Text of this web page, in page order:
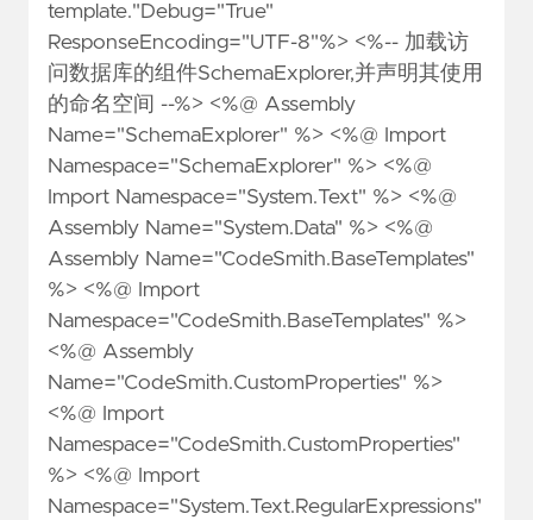
template."Debug="True"
ResponseEncoding="UTF-8"%> <%-- 加载访
问数据库的组件SchemaExplorer,并声明其使用
的命名空间 --%> <%@ Assembly
Name="SchemaExplorer" %> <%@ Import
Namespace="SchemaExplorer" %> <%@
Import Namespace="System.Text" %> <%@
Assembly Name="System.Data" %> <%@
Assembly Name="CodeSmith.BaseTemplates"
%> <%@ Import
Namespace="CodeSmith.BaseTemplates" %>
<%@ Assembly
Name="CodeSmith.CustomProperties" %>
<%@ Import
Namespace="CodeSmith.CustomProperties"
%> <%@ Import
Namespace="System.Text.RegularExpressions"